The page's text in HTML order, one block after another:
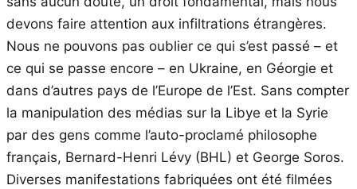
devons faire attention aux infiltrations étrangères.
Nous ne pouvons pas oublier ce qui s’est passé – et
ce qui se passe encore – en Ukraine, en Géorgie et
dans d’autres pays de l’Europe de l’Est. Sans compter
la manipulation des médias sur la Libye et la Syrie
par des gens comme l’auto-proclamé philosophe
français, Bernard-Henri Lévy (BHL) et George Soros.
Diverses manifestations fabriquées ont été filmées